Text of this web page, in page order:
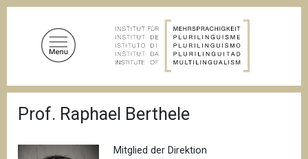
D
f
a
n
Prof. Raphael Berthele
Mitglied der Direktion